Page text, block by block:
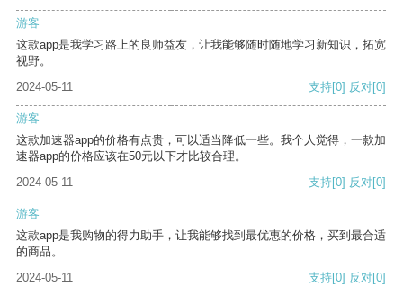
游客
这款app是我学习路上的良师益友，让我能够随时随地学习新知识，拓宽
视野。
2024-05-11
支持[0] 反对[0]
游客
这款加速器app的价格有点贵，可以适当降低一些。我个人觉得，一款加
速器app的价格应该在50元以下才比较合理。
2024-05-11
支持[0] 反对[0]
游客
这款app是我购物的得力助手，让我能够找到最优惠的价格，买到最合适
的商品。
2024-05-11
支持[0] 反对[0]